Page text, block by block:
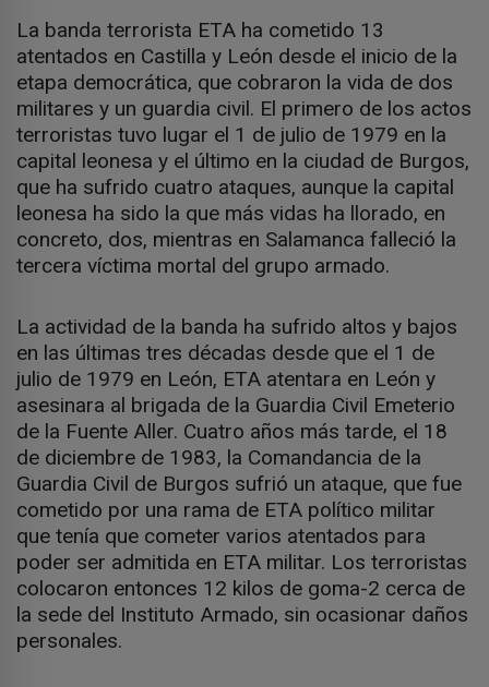
La banda terrorista ETA ha cometido 13
atentados en Castilla y León desde el inicio de la
etapa democrática, que cobraron la vida de dos
militares y un guardia civil. El primero de los actos
terroristas tuvo lugar el 1 de julio de 1979 en la
capital leonesa y el último en la ciudad de Burgos,
que ha sufrido cuatro ataques, aunque la capital
leonesa ha sido la que más vidas ha llorado, en
concreto, dos, mientras en Salamanca falleció la
tercera víctima mortal del grupo armado.
La actividad de la banda ha sufrido altos y bajos
en las últimas tres décadas desde que el 1 de
julio de 1979 en León, ETA atentara en León y
asesinara al brigada de la Guardia Civil Emeterio
de la Fuente Aller. Cuatro años más tarde, el 18
de diciembre de 1983, la Comandancia de la
Guardia Civil de Burgos sufrió un ataque, que fue
cometido por una rama de ETA político militar
que tenía que cometer varios atentados para
poder ser admitida en ETA militar. Los terroristas
colocaron entonces 12 kilos de goma-2 cerca de
la sede del Instituto Armado, sin ocasionar daños
personales.